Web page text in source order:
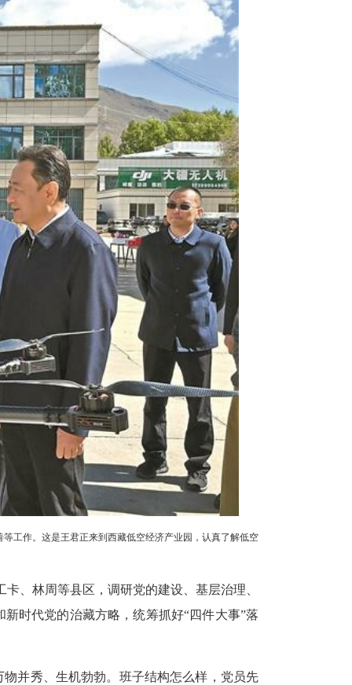
工作。这是王君正来到西藏低空经济产业园，认真了解低空
、林周等县区，调研党的建设、基层治理、
时代党的治藏方略，统筹抓好“四件大事”落
并秀、生机勃勃。班子结构怎么样，党员先